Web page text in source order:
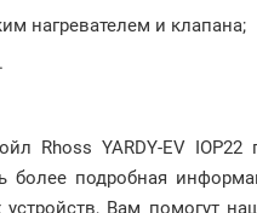
нагревателем и клапана;
Rhoss YARDY-EV IOP22
более подробная
устройств, Вам помогут